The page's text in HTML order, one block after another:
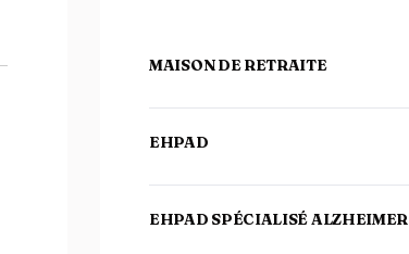
MAISON DE RETRAITE
EHPAD
EHPAD SPÉCIALISÉ ALZHEIMER